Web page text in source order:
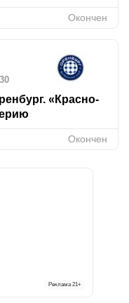
Окончен
«Красно-
Окончен
Реклама 21+